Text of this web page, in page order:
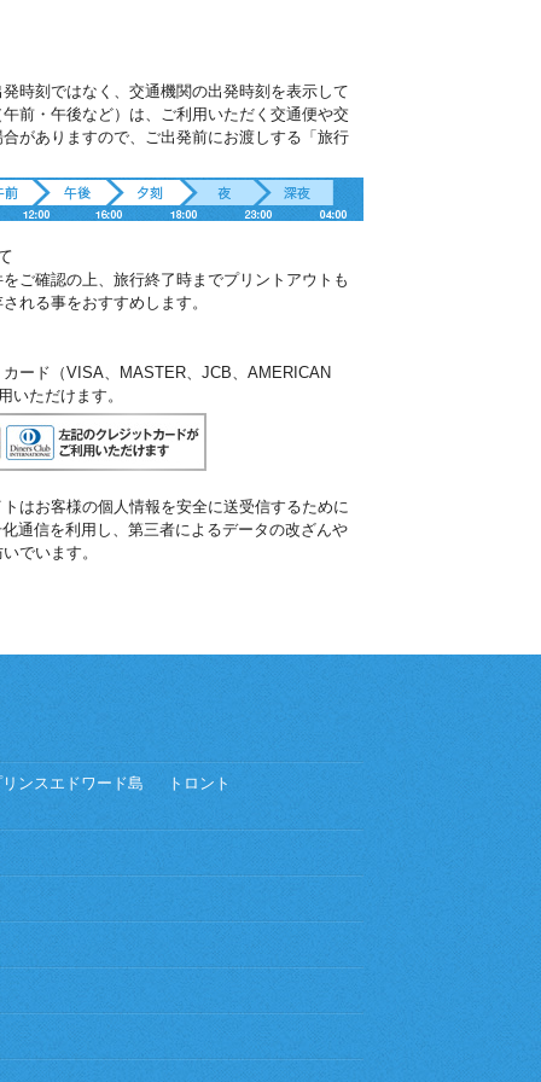
時刻ではなく、交通機関の出発時刻を表示して
前・午後など）は、ご利用いただく交通便や交
がありますので、ご出発前にお渡しする「旅行
ご確認の上、旅行終了時までプリントアウトも
れる事をおすすめします。
ード（VISA、MASTER、JCB、AMERICAN
いただけます。
はお客様の個人情報を安全に送受信するために
通信を利用し、第三者によるデータの改ざんや
でいます。
ンスエドワード島 トロント